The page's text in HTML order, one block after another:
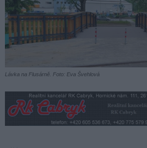
Lávka na Flusárně. Foto: Eva Švehlová